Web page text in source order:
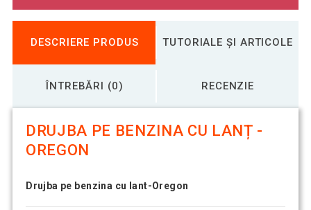
DESCRIERE PRODUS TUTORIALE ȘI ARTICOLE
ÎNTREBĂRI (0) RECENZIE
DRUJBA PE BENZINA CU LANȚ -
OREGON
Drujba pe benzina cu lant-Oregon